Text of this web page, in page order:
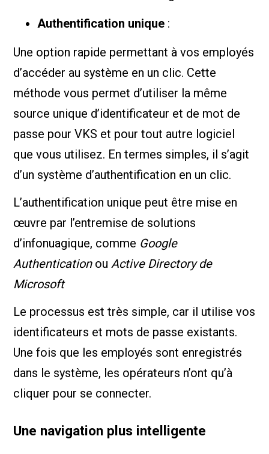
Authentification unique :
Une option rapide permettant à vos employés
d’accéder au système en un clic. Cette
méthode vous permet d’utiliser la même
source unique d’identificateur et de mot de
passe pour VKS et pour tout autre logiciel
que vous utilisez. En termes simples, il s’agit
d’un système d’authentification en un clic.
L’authentification unique peut être mise en
œuvre par l’entremise de solutions
d’infonuagique, comme Google
Authenticationou Active Directory de
Microsoft
Le processus est très simple, car il utilise vos
identificateurs et mots de passe existants.
Une fois que les employés sont enregistrés
dans le système, les opérateurs n’ont qu’à
cliquer pour se connecter.
Une navigation plus intelligente